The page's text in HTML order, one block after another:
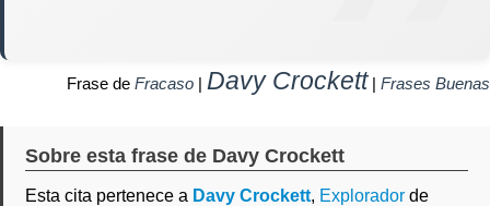
Frase de Fracaso | Davy Crockett| Frases Buenas
Sobre esta frase de Davy Crockett
Esta cita pertenece a Davy Crockett, Explorador de